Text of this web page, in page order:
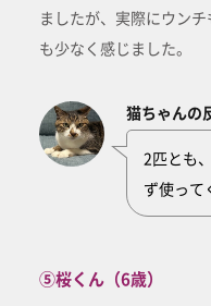
ましたが、実際にウン
も少なく感じました。
猫ちゃんの
2匹とも
ず使って
⑤桜くん（6歳）